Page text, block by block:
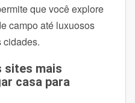
que você explore
campo até luxuosos
cidades.
sites mais
casa para